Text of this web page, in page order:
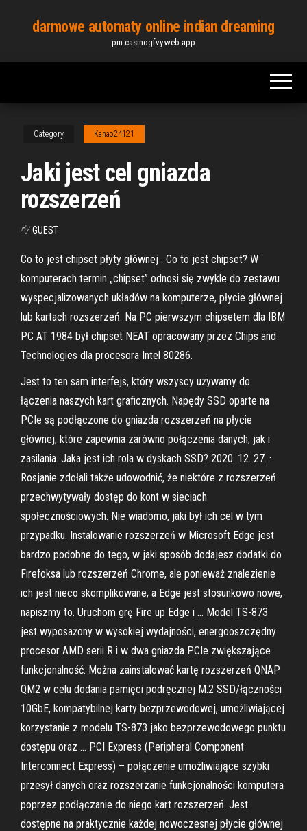
content
darmowe automaty online indian dreaming
pm-casinogfvy.web.app
Category Kahao24121
Jaki jest cel gniazda
rozszerzeń
By GUEST
Co to jest chipset płyty głównej . Co to jest chipset? W
komputerach termin „chipset” odnosi się zwykle do zestawu
wyspecjalizowanych układów na komputerze, płycie głównej
lub kartach rozszerzeń. Na PC pierwszym chipsetem dla IBM
PC AT 1984 był chipset NEAT opracowany przez Chips and
Technologies dla procesora Intel 80286.
Jest to ten sam interfejs, który wszyscy używamy do
łączenia naszych kart graficznych. Napędy SSD oparte na
PCIe są podłączone do gniazda rozszerzeń na płycie
głównej, które zapewnia zarówno połączenia danych, jak i
zasilania. Jaka jest ich rola w dyskach SSD? 2020. 12. 27. ·
Rosjanie zdołali także udowodnić, że niektóre z rozszerzeń
przechwytywały dostęp do kont w sieciach
społecznościowych. Nie wiadomo, jaki był ich cel w tym
przypadku. Instalowanie rozszerzeń w Microsoft Edge jest
bardzo podobne do tego, w jaki sposób dodajesz dodatki do
Firefoksa lub rozszerzeń Chrome, ale ponieważ znalezienie
ich jest nieco skomplikowane, a Edge jest stosunkowo nowe,
napiszmy to. Uruchom grę Fire up Edge i … Model TS-873
jest wyposażony w wysokiej wydajności, energooszczędny
procesor AMD serii R i w dwa gniazda PCIe zwiększające
funkcjonalność. Można zainstalować kartę rozszerzeń QNAP
QM2 w celu dodania pamięci podręcznej M.2 SSD/łączności
10GbE, kompatybilnej karty bezprzewodowej, umożliwiającej
korzystanie z modelu TS-873 jako bezprzewodowego punktu
dostępu oraz … PCI Express (Peripheral Component
Interconnect Express) – połączenie umożliwiające szybki
przesył danych oraz rozszerzanie funkcjonalności komputera
poprzez podłączanie do niego kart rozszerzeń. Jest
dostępne na praktycznie każdej nowoczesnej płycie głównej